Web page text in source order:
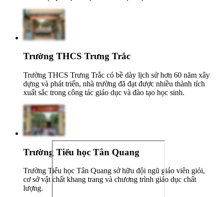
Trường THCS Trưng Trắc
Trường THCS Trưng Trắc có bề dày lịch sử hơn 60 năm xây
dựng và phát triển, nhà trường đã đạt được nhiều thành tích
xuất sắc trong công tác giáo dục và đào tạo học sinh.
Trường Tiểu học Tân Quang
Trường Tiểu học Tân Quang sở hữu đội ngũ giáo viên giỏi,
cơ sở vật chất khang trang và chương trình giáo dục chất
lượng.